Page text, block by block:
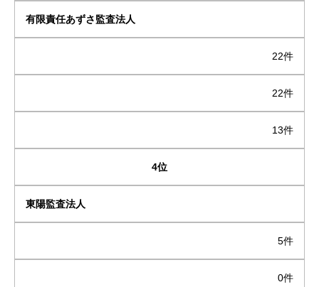
有限責任あずさ監査法人
22件
22件
13件
4位
東陽監査法人
5件
0件